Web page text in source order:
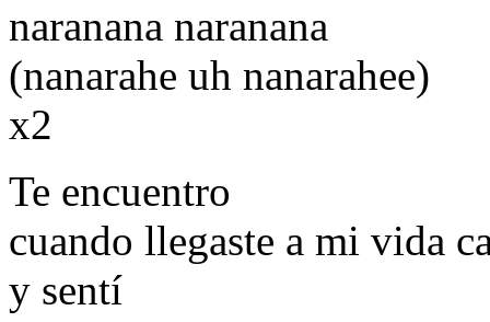
naranana naranana
(nanarahe uh nanarahee)
x2
Te encuentro
cuando llegaste a mi vida
y sentí